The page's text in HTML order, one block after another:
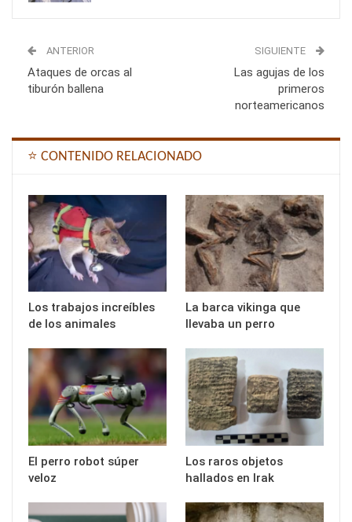
ANTERIOR
Ataques de orcas al
tiburón ballena
SIGUIENTE
Las agujas de los
primeros
norteamericanos
⭐ CONTENIDO RELACIONADO
Los trabajos increíbles
de los animales
La barca vikinga que
llevaba un perro
El perro robot súper
veloz
Los raros objetos
hallados en Irak